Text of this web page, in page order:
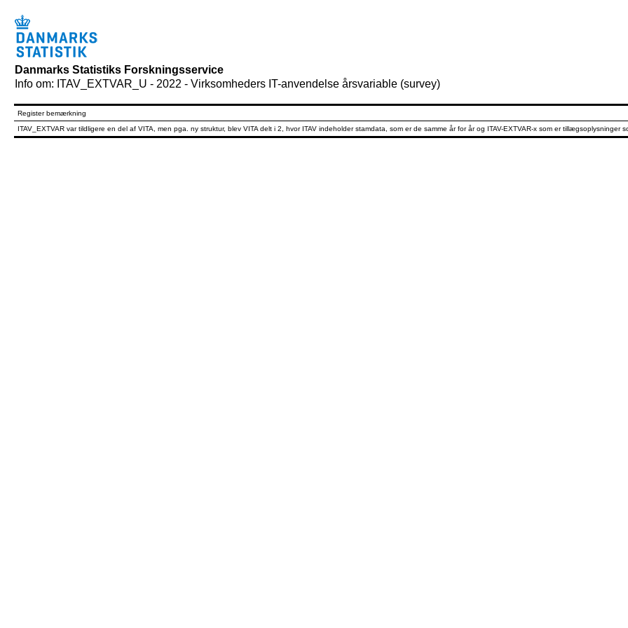
Danmarks Statistiks Forskningsservice
Info om: ITAV_EXTVAR_U - 2022 - Virksomheders IT-anvendelse årsvariable (survey)
Register bemærkning
ITAV_EXTVAR var tildligere en del af VITA, men pga. ny struktur, blev VITA delt i 2, hvor ITAV indeholder stamdata, som er de samme år for år og ITAV-EXTVAR-x som er tillægsoplysninger